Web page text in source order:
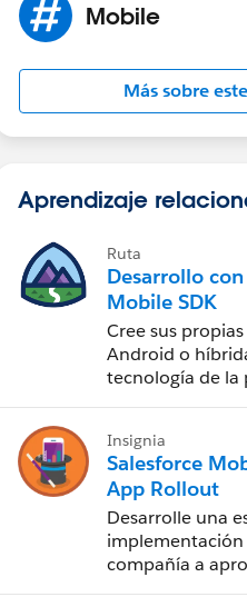
Mobile
Más sobre
Aprendizaje
Ruta
Desarrollo con
Mobile SDK
Cree sus
Android o
tecnología de la
Insignia
Salesforce
App Rollout
Desarrolle una
implementación
compañía a